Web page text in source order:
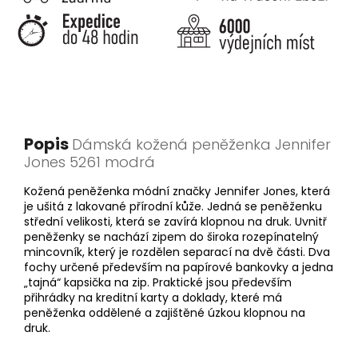
Popis Dámská kožená peněženka Jennifer
Jones 5261 modrá
Kožená peněženka módní značky Jennifer Jones, která
je ušitá z lakované přírodní kůže. Jedná se peněženku
střední velikosti, která se zavírá klopnou na druk. Uvnitř
peněženky se nachází zipem do široka rozepínatelný
mincovník, který je rozdělen separací na dvě části. Dva
fochy určené především na papírové bankovky a jedna
„tajná“ kapsička na zip. Praktické jsou především
přihrádky na kreditní karty a doklady, které má
peněženka oddělené a zajištěné úzkou klopnou na
druk.